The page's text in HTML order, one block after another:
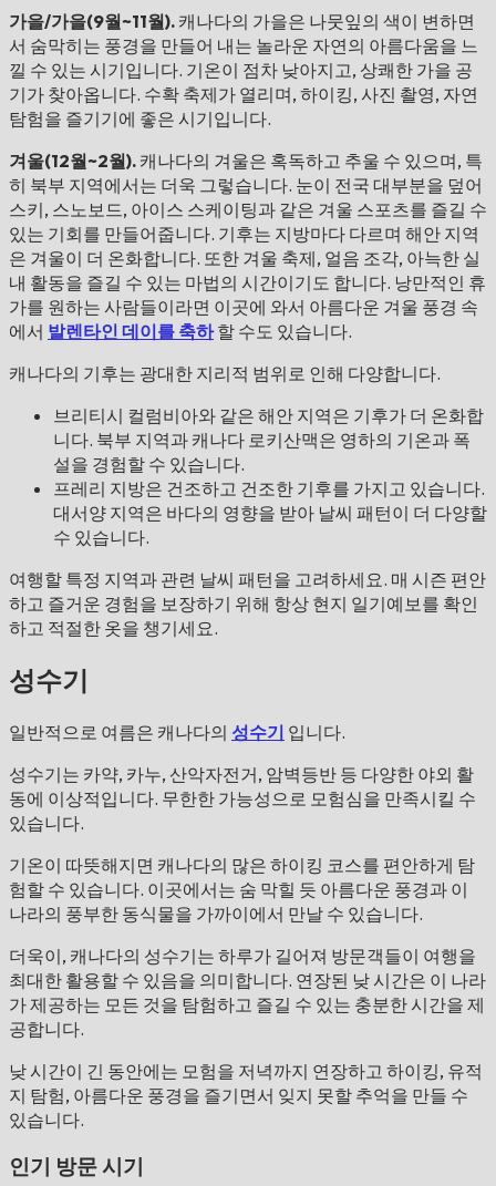
가을/가을(9월~11월). 캐나다의 가을은 나뭇잎의 색이 변하면
서 숨막히는 풍경을 만들어 내는 놀라운 자연의 아름다움을 느
낄 수 있는 시기입니다. 기온이 점차 낮아지고, 상쾌한 가을 공
기가 찾아옵니다. 수확 축제가 열리며, 하이킹, 사진 촬영, 자연
탐험을 즐기기에 좋은 시기입니다.
겨울(12월~2월). 캐나다의 겨울은 혹독하고 추울 수 있으며, 특
히 북부 지역에서는 더욱 그렇습니다. 눈이 전국 대부분을 덮어
스키, 스노보드, 아이스 스케이팅과 같은 겨울 스포츠를 즐길 수
있는 기회를 만들어줍니다. 기후는 지방마다 다르며 해안 지역
은 겨울이 더 온화합니다. 또한 겨울 축제, 얼음 조각, 아늑한 실
내 활동을 즐길 수 있는 마법의 시간이기도 합니다. 낭만적인 휴
가를 원하는 사람들이라면 이곳에 와서 아름다운 겨울 풍경 속
에서 발렌타인 데이를 축하할 수도 있습니다.
캐나다의 기후는 광대한 지리적 범위로 인해 다양합니다.
브리티시 컬럼비아와 같은 해안 지역은 기후가 더 온화합
니다. 북부 지역과 캐나다 로키산맥은 영하의 기온과 폭
설을 경험할 수 있습니다.
프레리 지방은 건조하고 건조한 기후를 가지고 있습니다.
대서양 지역은 바다의 영향을 받아 날씨 패턴이 더 다양할
수 있습니다.
여행할 특정 지역과 관련 날씨 패턴을 고려하세요. 매 시즌 편안
하고 즐거운 경험을 보장하기 위해 항상 현지 일기예보를 확인
하고 적절한 옷을 챙기세요.
성수기
일반적으로 여름은 캐나다의 성수기 입니다.
성수기는 카약, 카누, 산악자전거, 암벽등반 등 다양한 야외 활
동에 이상적입니다. 무한한 가능성으로 모험심을 만족시킬 수
있습니다.
기온이 따뜻해지면 캐나다의 많은 하이킹 코스를 편안하게 탐
험할 수 있습니다. 이곳에서는 숨 막힐 듯 아름다운 풍경과 이
나라의 풍부한 동식물을 가까이에서 만날 수 있습니다.
더욱이, 캐나다의 성수기는 하루가 길어져 방문객들이 여행을
최대한 활용할 수 있음을 의미합니다. 연장된 낮 시간은 이 나라
가 제공하는 모든 것을 탐험하고 즐길 수 있는 충분한 시간을 제
공합니다.
낮 시간이 긴 동안에는 모험을 저녁까지 연장하고 하이킹, 유적
지 탐험, 아름다운 풍경을 즐기면서 잊지 못할 추억을 만들 수
있습니다.
인기 방문 시기